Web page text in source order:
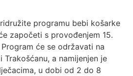
programu bebi košarke
započeti s provođenjem 15.
će se održavati na
Trakošćanu, a namijenjen je
u dobi od 2 do 8